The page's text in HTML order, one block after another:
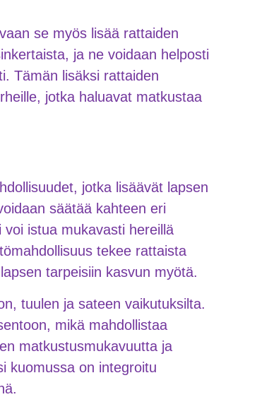
se myös lisää rattaiden
ja ne voidaan helposti
Tämän lisäksi rattaiden
jotka haluavat matkustaa
jotka lisäävät lapsen
säätää kahteen eri
istua mukavasti hereillä
tekee rattaista
tarpeisiin kasvun myötä.
tuulen ja sateen vaikutuksilta.
mikä mahdollistaa
matkustusmukavuutta ja
kuomussa on integroitu